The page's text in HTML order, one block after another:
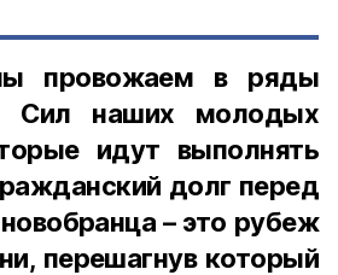
провожаем в ряды
Сил наших молодых
идут выполнять
долг перед
– это рубеж
перешагнув который